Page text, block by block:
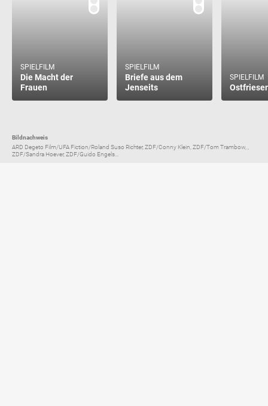
SPIELFILM
Die Macht der
Frauen
SPIELFILM
Briefe aus dem
Jenseits
SPIELFILM
Bildnachweis
ARD Degeto Film/UFA Fiction/Roland Suso Richter, ZDF/Conny Klein, ZDF/Tom Trambow, ,
ZDF/Sandra Hoever, ZDF/Guido Engels...